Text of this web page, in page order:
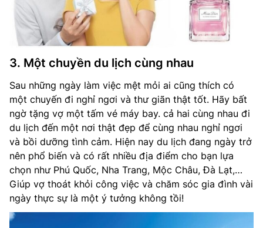
3. Một chuyền du lịch cùng nhau
Sau những ngày làm việc mệt mỏi ai cũng thích có
một chuyến đi nghỉ ngơi và thư giãn thật tốt. Hãy bất
ngờ tặng vợ một tấm vé máy bay. cả hai cùng nhau đi
du lịch đến một nơi thật đẹp để cùng nhau nghỉ ngơi
và bồi dưỡng tình cảm. Hiện nay du lịch đang ngày trở
nên phổ biến và có rất nhiều địa điểm cho bạn lựa
chọn như Phú Quốc, Nha Trang, Mộc Châu, Đà Lạt,…
Giúp vợ thoát khỏi công việc và chăm sóc gia đình vài
ngày thực sự là một ý tưởng không tồi!